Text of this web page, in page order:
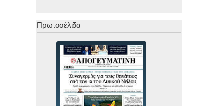
.
Πρωτοσέλιδα